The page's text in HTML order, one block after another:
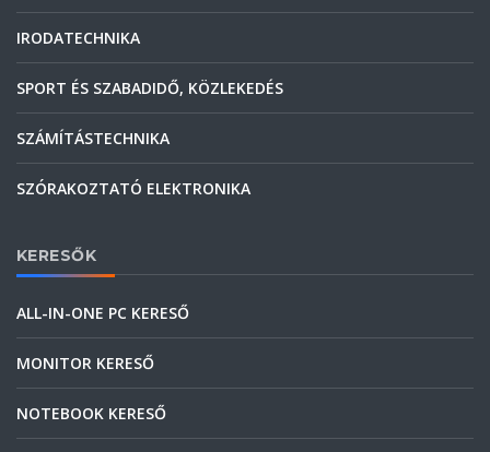
IRODATECHNIKA
SPORT ÉS SZABADIDŐ, KÖZLEKEDÉS
SZÁMÍTÁSTECHNIKA
SZÓRAKOZTATÓ ELEKTRONIKA
KERESŐK
ALL-IN-ONE PC KERESŐ
MONITOR KERESŐ
NOTEBOOK KERESŐ